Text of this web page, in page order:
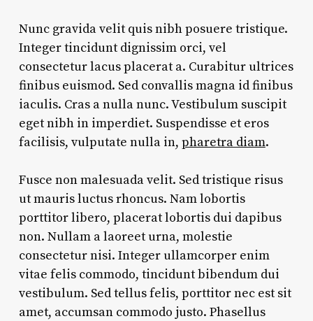
Nunc gravida velit quis nibh posuere tristique.
Integer tincidunt dignissim orci, vel
consectetur lacus placerat a. Curabitur ultrices
finibus euismod. Sed convallis magna id finibus
iaculis. Cras a nulla nunc. Vestibulum suscipit
eget nibh in imperdiet. Suspendisse et eros
facilisis, vulputate nulla in, pharetra diam.
Fusce non malesuada velit. Sed tristique risus
ut mauris luctus rhoncus. Nam lobortis
porttitor libero, placerat lobortis dui dapibus
non. Nullam a laoreet urna, molestie
consectetur nisi. Integer ullamcorper enim
vitae felis commodo, tincidunt bibendum dui
vestibulum. Sed tellus felis, porttitor nec est sit
amet, accumsan commodo justo. Phasellus